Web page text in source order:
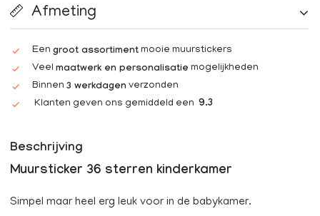
Afmeting
Een groot assortiment mooie muurstickers
Veel maatwerk en personalisatie mogelijkheden
Binnen 3 werkdagen verzonden
Klanten geven ons gemiddeld een 9.3
Beschrijving
Muursticker 36 sterren kinderkamer
Simpel maar heel erg leuk voor in de babykamer.